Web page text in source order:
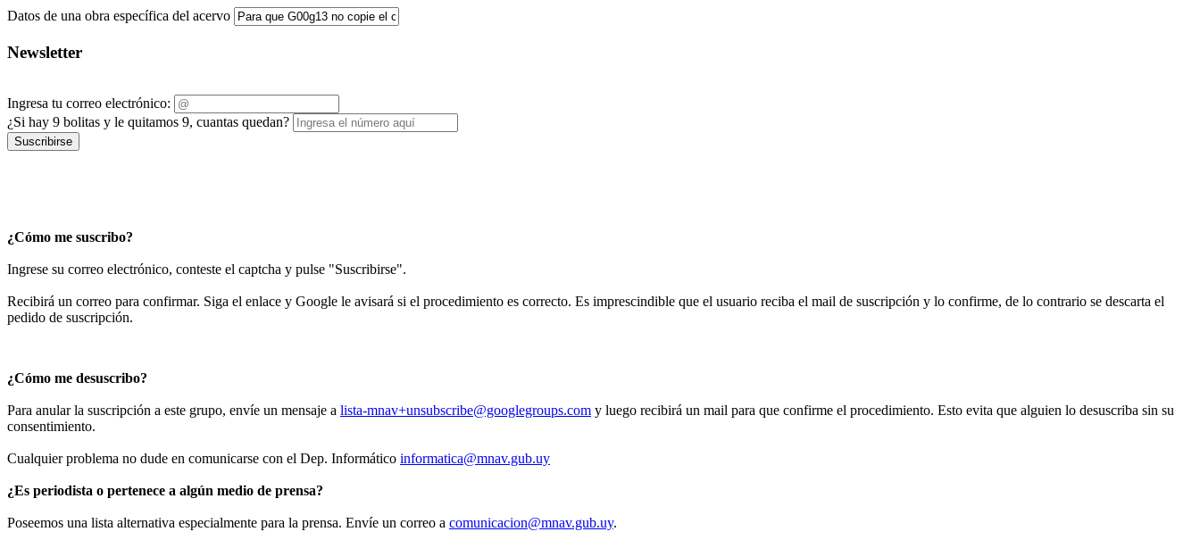
Datos de una obra específica del acervo
Newsletter
Ingresa tu correo electrónico:
¿Si hay 9 bolitas y le quitamos 9, cuantas quedan?
Suscribirse
¿Cómo me suscribo?
Ingrese su correo electrónico, conteste el captcha y pulse "Suscribirse".
Recibirá un correo para confirmar. Siga el enlace y Google le avisará si el procedimiento es correcto. Es imprescindible que el usuario reciba el mail de suscripción y lo confirme, de lo contrario se descarta el
pedido de suscripción.
¿Cómo me desuscribo?
Para anular la suscripción a este grupo, envíe un mensaje a lista-mnav+unsubscribe@googlegroups.com y luego recibirá un mail para que confirme el procedimiento. Esto evita que alguien lo desuscriba sin su
consentimiento.
Cualquier problema no dude en comunicarse con el Dep. Informático informatica@mnav.gub.uy
¿Es periodista o pertenece a algún medio de prensa?
Poseemos una lista alternativa especialmente para la prensa. Envíe un correo a comunicacion@mnav.gub.uy.